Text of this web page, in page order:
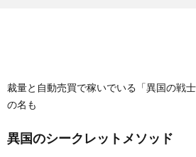
裁量と自動売買で稼いでいる「異国の戦
の名も
異国のシークレットメソッド